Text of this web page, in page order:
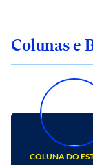
Colunas e
COLUNA DO